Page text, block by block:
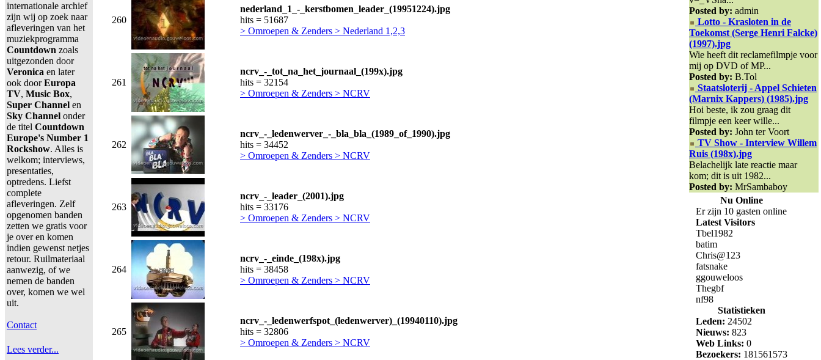
internationale archief
zijn wij op zoek naar
afleveringen van het
muziekprogramma
Countdown zoals
uitgezonden door
Veronica en later
ook doorEuropa
TV, Music Box,
Super Channel en
Sky Channel onder
de titel Countdown
Europe's Number 1
Rockshow. Alles is
welkom; interviews,
presentaties,
optredens. Liefst
complete
afleveringen. Zelf
opgenomen banden
zetten we gratis voor
je over en komen
indien gewenst netjes
retour. Ruilmateriaal
aanwezig, of we
nemen de banden
over, komen we wel
uit.
Contact
Lees verder...
260
nederland_1_-_kerstbomen_leader_(19951224).jpg
hits = 51687
> Omroepen & Zenders > Nederland 1,2,3
261
ncrv_-_tot_na_het_journaal_(199x).jpg
hits = 32154
> Omroepen & Zenders > NCRV
262
ncrv_-_ledenwerver_-_bla_bla_(1989_of_1990).jpg
hits = 34452
> Omroepen & Zenders > NCRV
263
ncrv_-_leader_(2001).jpg
hits = 33176
> Omroepen & Zenders > NCRV
264
ncrv_-_einde_(198x).jpg
hits = 38458
> Omroepen & Zenders > NCRV
265
ncrv_-_ledenwerfspot_(ledenwerver)_(19940110).jpg
hits = 32806
> Omroepen & Zenders > NCRV
Posted by: admin
Lotto - Krasloten in de
Toekomst (Serge Henri Falcke)
(1997).jpg
Wie heeft dit reclamefilmpje voor
mij op DVD of MP...
Posted by: B.Tol
Staatsloterij - Appel Schieten
(Marnix Kappers) (1985).jpg
Hoi beste, ik zou graag dit
filmpje een keer wille...
Posted by: John ter Voort
TV Show - Interview Willem
Ruis (198x).jpg
Belachelijk late reactie maar
kom; dit is uit 1982...
Posted by: MrSambaboy
Nu Online
Er zijn 10 gasten online
Latest Visitors
Tbel1982
batim
Chris@123
fatsnake
ggouweloos
Thegbf
nf98
Statistieken
Leden: 24502
Nieuws: 823
Web Links: 0
Bezoekers: 181561573